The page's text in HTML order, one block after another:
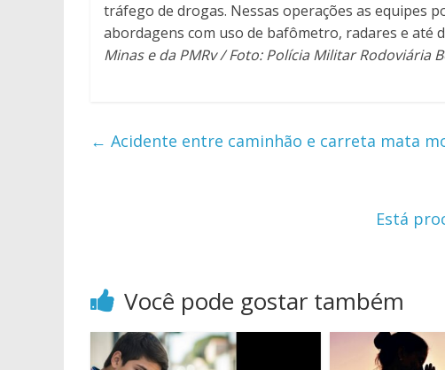
tráfego de drogas. Nessas operações as equipes
abordagens com uso de bafômetro, radares e até
Minas e da PMRv / Foto: Polícia Militar Rodoviária
← Acidente entre caminhão e carreta mata
Está
Você pode gostar também